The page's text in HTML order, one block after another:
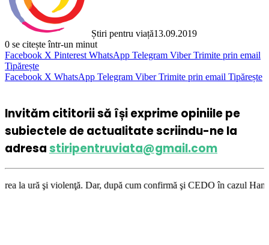
Știri pentru viață13.09.2019
0 se citește într-un minut
Facebook X Pinterest WhatsApp Telegram Viber Trimite prin email
Tipărește
Facebook X WhatsApp Telegram Viber Trimite prin email Tipărește
Invităm cititorii să își exprime opiniile pe
subiectele de actualitate scriindu-ne la
adresastiripentruviata@gmail.com
Dar, după cum confirmă şi CEDO în cazul Handyside vs. UK